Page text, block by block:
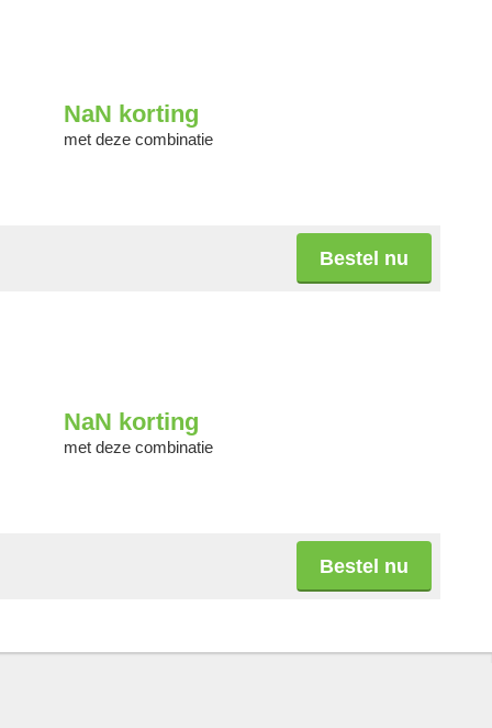
NaN korting
met deze combinatie
Bestel nu
NaN korting
met deze combinatie
Bestel nu